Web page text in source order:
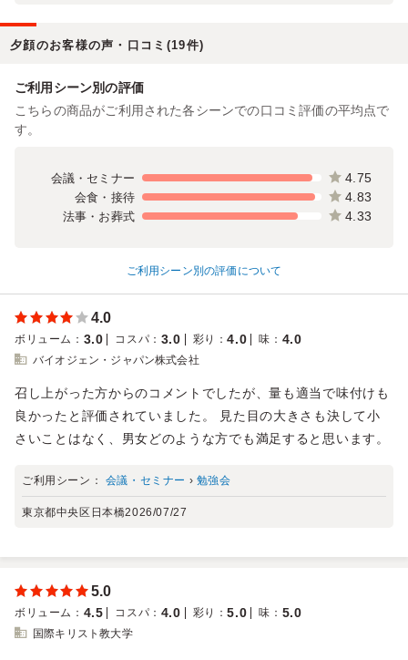
夕顔のお客様の声・口コミ(19件)
ご利用シーン別の評価
こちらの商品がご利用された各シーンでの口コミ評価の平均点で
す。
会議・セミナー 4.75
会食・接待 4.83
法事・お葬式 4.33
ご利用シーン別の評価について
4.0
ボリューム ： 3.0 コスパ ： 3.0 彩り ：4.0 味 ： 4.0
バイオジェン・ジャパン株式会社
召し上がった方からのコメントでしたが、量も適当で味付けも
良かったと評価されていました。 見た目の大きさも決して小
さいことはなく、男女どのような方でも満足すると思います。
ご利用シーン： 会議・セミナー › 勉強会
東京都中央区日本橋2026/07/27
5.0
ボリューム ： 4.5 コスパ ： 4.0 彩り ：5.0 味 ： 5.0
国際キリスト教大学